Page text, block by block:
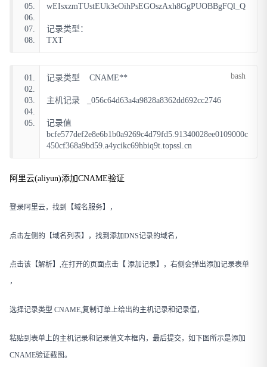
05.
wEIsxzmTUstEUk3eOihPsEGOszAxh8GgPUOBBgFQl_Q
06.
07.
记录类型：
08.
TXT
01.
记录类型    CNAME**
02.
03.
主机记录   _056c64d63a4a9828a8362dd692cc2746
04.
05.
记录值
bcfe577def2e8e6b1b0a9269c4d79fd5.91340028ee0109000c
450cf368a9bd59.a4ycikc69hbiq9t.topssl.cn
bash
阿里云(aliyun)添加CNAME验证
登录阿里云，找到【域名服务】，
点击左侧的【域名列表】，找到添加DNS记录的域名，
点击该【解析】,在打开的页面点击【 添加记录】，右侧会弹出添加记录表单
，
选择记录类型 CNAME,复制订单上给出的主机记录和记录值，
粘贴到表单上的主机记录和记录值文本框内，最后提交，如下图所示是添加
CNAME验证截图。